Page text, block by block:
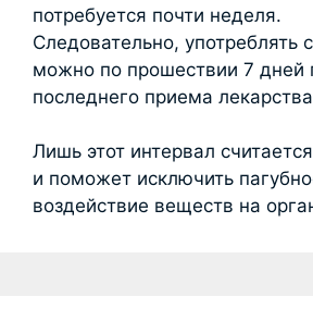
потребуется почти неделя.
Следовательно, употреблять
можно по прошествии 7 дней
последнего приема
Лишь этот интервал
и поможет исключить
воздействие веществ на